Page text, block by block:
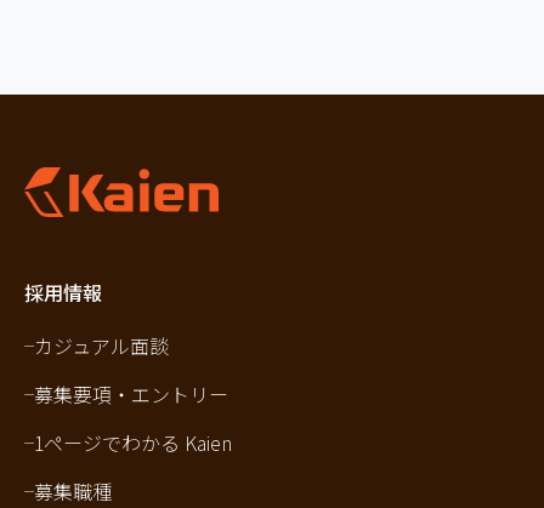
採用情報
カジュアル面談
募集要項・エントリー
1ページでわかる Kaien
募集職種